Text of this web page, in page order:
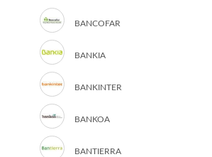
BANCOFAR
BANKIA
BANKINTER
BANKOA
BANTIERRA